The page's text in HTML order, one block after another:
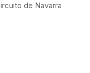
de Navarra